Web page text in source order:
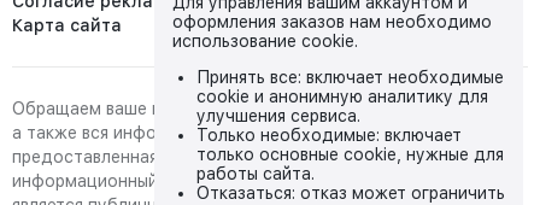
Карта сайта
Обращаем ваше внимание на то, что данный интернет-сайт,
а также вся информация о товарах и ценах,
предоставленная на нём, носит исключительно
информационный характер и ни при каких условиях не
оформления заказов нам необходимо
использование cookie.
Принять все: включает необходимые
cookie и анонимную аналитику для
улучшения сервиса.
Только необходимые: включает
только основные cookie, нужные для
работы сайта.
Отказаться: отказ может ограничить